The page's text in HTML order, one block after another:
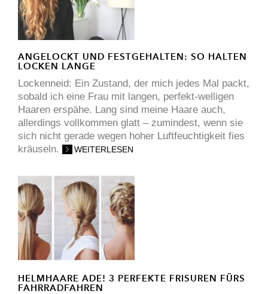
ANGELOCKT UND FESTGEHALTEN: SO HALTEN
LOCKEN LANGE
Lockenneid: Ein Zustand, der mich jedes Mal packt,
sobald ich eine Frau mit langen, perfekt-welligen
Haaren erspähe. Lang sind meine Haare auch,
allerdings vollkommen glatt – zumindest, wenn sie
sich nicht gerade wegen hoher Luftfeuchtigkeit fies
kräuseln.
WEITERLESEN
HELMHAARE ADE! 3 PERFEKTE FRISUREN FÜRS
FAHRRADFAHREN